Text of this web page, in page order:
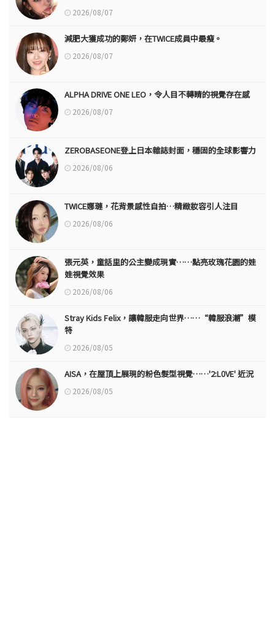
2026/08/07
減肥大獲成功的鄭妍，在TWICE成員中最瘦。
2026/08/07
ALPHA DRIVE ONE LEO，令人目不轉睛的視覺存在感
2026/08/07
ZEROBASEONE登上日本雜誌封面，穩固的全球影響力
2026/08/06
TWICE娜璉，花背景感性自拍…精緻妝容引人注目
2026/08/06
張元英，童話里的公主變成現實……點亮玫瑰花園的娃
娃視覺效果
2026/08/06
Stray Kids Felix，讓韓服走向世界……“韓服浪潮”模
特
2026/08/05
AISA，在屋頂上展現的粉色髮型視覺……'2:L0VE' 近況
2026/08/05